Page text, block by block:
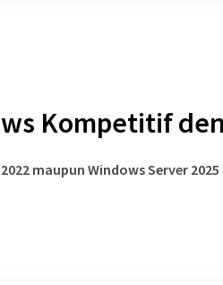
Kompetitif
maupun Windows Server